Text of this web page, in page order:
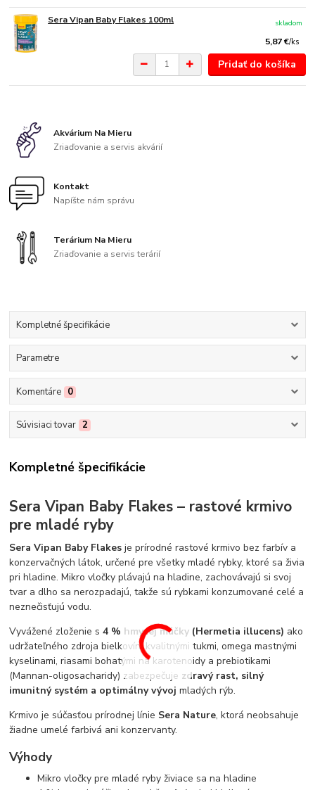
Sera Vipan Baby Flakes 100ml
5,87 €/ks
skladom
Pridať do košíka
Akvárium Na Mieru
Zriaďovanie a servis akvárií
Kontakt
Napíšte nám správu
Terárium Na Mieru
Zriaďovanie a servis terárií
Kompletné špecifikácie
Parametre
Komentáre 0
Súvisiaci tovar 2
Kompletné špecifikácie
Sera Vipan Baby Flakes – rastové krmivo
pre mladé ryby
Sera Vipan Baby Flakes je prírodné rastové krmivo bez farbív a
konzervačných látok, určené pre všetky mladé rybky, ktoré sa živia
pri hladine. Mikro vločky plávajú na hladine, zachovávajú si svoj
tvar a dlho sa nerozpadajú, takže sú rybkami konzumované celé a
neznečisťujú vodu.
Vyvážené zloženie s4 % hmyzej múčky (Hermetia illucens) ako
udržateľného zdroja bielkovín, kvalitnými tukmi, omega mastnými
kyselinami, riasami bohatými na karotenoidy a prebiotikami
(Mannan-oligosacharidy) zabezpečuje zdravý rast, silný
imunitný systém a optimálny vývoj mladých rýb.
Krmivo je súčasťou prírodnej línie Sera Nature, ktorá neobsahuje
žiadne umelé farbivá ani konzervanty.
Výhody
Mikro vločky pre mladé ryby živiace sa na hladine